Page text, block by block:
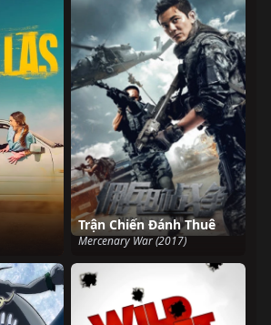
Trận Chiến Đánh Thuê
Mercenary War (2017)